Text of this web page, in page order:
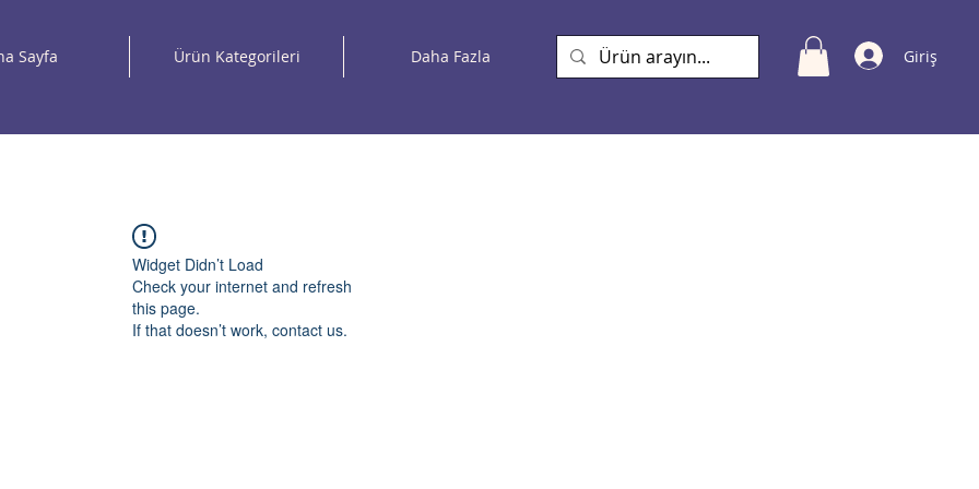
Sayfa Ürün Kategorileri Daha Fazla Giriş
Widget Didn’t Load
Check your internet and refresh
this page.
If that doesn’t work, contact us.